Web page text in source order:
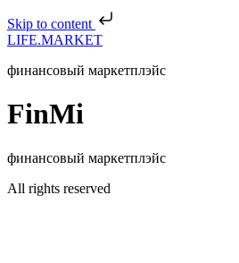
Skip to content
LIFE.MARKET
финансовый маркетплэйс
FinMi
финансовый маркетплэйс
All rights reserved